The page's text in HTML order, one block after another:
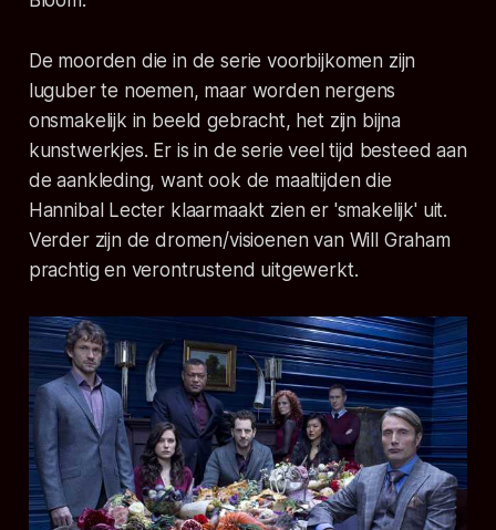
De moorden die in de serie voorbijkomen zijn
luguber te noemen, maar worden nergens
onsmakelijk in beeld gebracht, het zijn bijna
kunstwerkjes. Er is in de serie veel tijd besteed aan
de aankleding, want ook de maaltijden die
Hannibal Lecter klaarmaakt zien er 'smakelijk' uit.
Verder zijn de dromen/visioenen van Will Graham
prachtig en verontrustend uitgewerkt.